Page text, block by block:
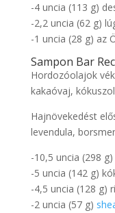
-4 uncia (113 g)
-2,2 uncia (62 g)
-1 uncia (28 g) az
Sampon Bar
Hordozóolajok
kakaóvaj,
Hajnövekedést
levendula,
-10,5 uncia (298
-5 uncia (142 g)
-4,5 uncia (128 g)
-2 uncia (57 g)